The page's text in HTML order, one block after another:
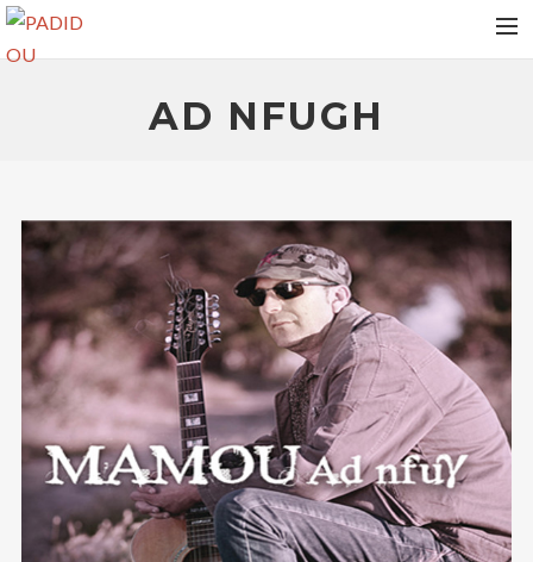
NEWS
TOUR DATES
MEDIAS
RELEASES
PHOTOS
CONTACT
RECHERCHE
AD NFUGH